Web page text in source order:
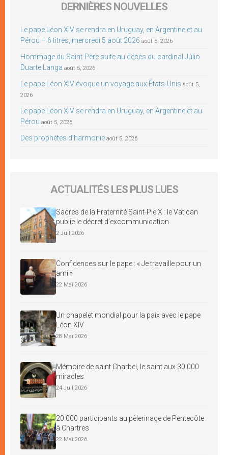
DERNIÈRES NOUVELLES
Le pape Léon XIV se rendra en Uruguay, en Argentine et au
Pérou – 6 titres, mercredi 5 août 2026 août 5, 2026
Hommage du Saint-Père suite au décès du cardinal Júlio
Duarte Langa août 5, 2026
Le pape Léon XIV évoque un voyage aux États-Unis août 5,
2026
Le pape Léon XIV se rendra en Uruguay, en Argentine et au
Pérou août 5, 2026
Des prophètes d’harmonie août 5, 2026
ACTUALITÉS LES PLUS LUES
Sacres de la Fraternité Saint-Pie X : le Vatican
publie le décret d’excommunication
2 Juil 2026
Confidences sur le pape : « Je travaille pour un
ami »
22 Mai 2026
Un chapelet mondial pour la paix avec le pape
Léon XIV
28 Mai 2026
Mémoire de saint Charbel, le saint aux 30 000
miracles
24 Juil 2026
20 000 participants au pèlerinage de Pentecôte
à Chartres
22 Mai 2026